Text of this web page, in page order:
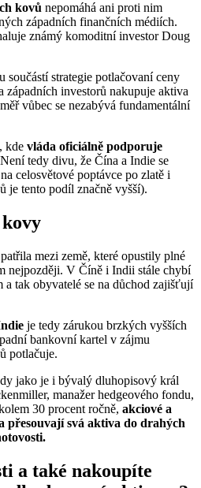
kovů nepomáhá ani proti nim
západních finančních médiích.
známý komoditní investor Doug
součástí strategie potlačovaní ceny
západních investorů nakupuje aktiva
vůbec se nezabývá fundamentální
kde vláda oficiálně podporuje
tedy divu, že Čína a Indie se
celosvětové poptávce po zlatě i
je tento podíl značně vyšší).
mezi země, které opustily plné
nejpozději. V Číně i Indii stále chybí
a tak obyvatelé se na důchod zajišťují
je tedy zárukou brzkých vyšších
bankovní kartel v zájmu
potlačuje.
jako je i bývalý dluhopisový král
manažer hedgeového fondu,
30 procent ročně, akciové a
přesouvají svá aktiva do drahých
a také nakoupíte